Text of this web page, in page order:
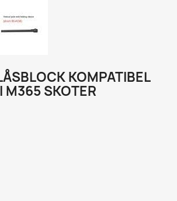
KOMPATIBEL
M365 SKOTER